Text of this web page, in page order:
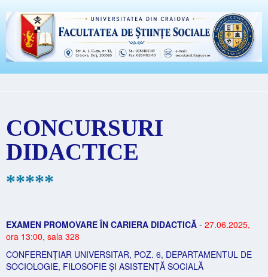
CONCURSURI
DIDACTICE
*****
EXAMEN PROMOVARE ÎN CARIERA DIDACTICĂ - 27.06.2025,
ora 13:00, sala 328
CONFERENȚIAR UNIVERSITAR, POZ. 6, DEPARTAMENTUL DE
SOCIOLOGIE, FILOSOFIE ȘI ASISTENȚĂ SOCIALĂ